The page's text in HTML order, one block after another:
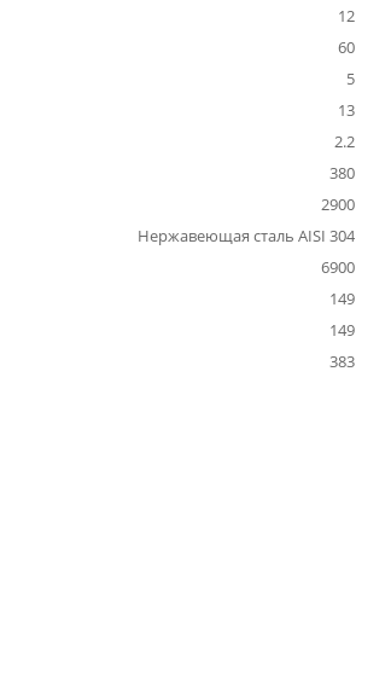
12
60
5
13
2.2
380
2900
Нержавеющая сталь AISI 304
6900
149
149
383